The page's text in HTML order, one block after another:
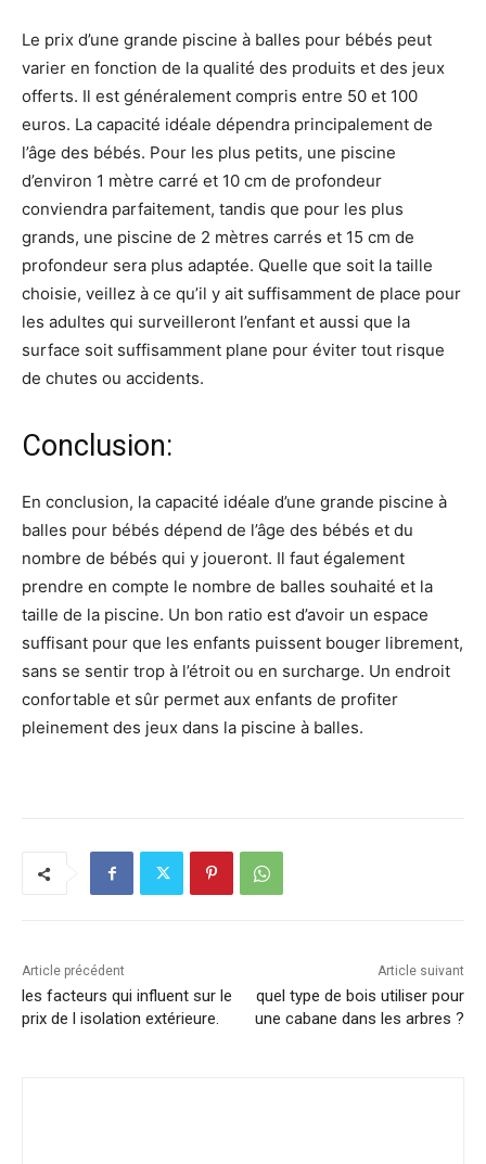
Le prix d’une grande piscine à balles pour bébés peut
varier en fonction de la qualité des produits et des jeux
offerts. Il est généralement compris entre 50 et 100
euros. La capacité idéale dépendra principalement de
l’âge des bébés. Pour les plus petits, une piscine
d’environ 1 mètre carré et 10 cm de profondeur
conviendra parfaitement, tandis que pour les plus
grands, une piscine de 2 mètres carrés et 15 cm de
profondeur sera plus adaptée. Quelle que soit la taille
choisie, veillez à ce qu’il y ait suffisamment de place pour
les adultes qui surveilleront l’enfant et aussi que la
surface soit suffisamment plane pour éviter tout risque
de chutes ou accidents.
Conclusion:
En conclusion, la capacité idéale d’une grande piscine à
balles pour bébés dépend de l’âge des bébés et du
nombre de bébés qui y joueront. Il faut également
prendre en compte le nombre de balles souhaité et la
taille de la piscine. Un bon ratio est d’avoir un espace
suffisant pour que les enfants puissent bouger librement,
sans se sentir trop à l’étroit ou en surcharge. Un endroit
confortable et sûr permet aux enfants de profiter
pleinement des jeux dans la piscine à balles.
Article précédent
les facteurs qui influent sur le
prix de l isolation extérieure.
Article suivant
quel type de bois utiliser pour
une cabane dans les arbres ?